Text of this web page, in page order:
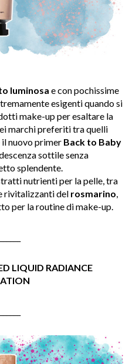
luminosa e con pochissime
esigenti quando si
make-up per esaltare la
marchi preferiti tra quelli
il nuovo primer Back to Baby
sottile senza
splendente.
nutrienti per la pelle, tra
rivitalizzanti del rosmarino,
per la routine di make-up.
LIQUID RADIANCE